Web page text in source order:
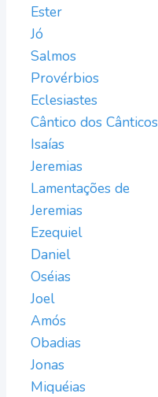
Ester
Jó
Salmos
Provérbios
Eclesiastes
Cântico dos Cânticos
Isaías
Jeremias
Lamentações de
Jeremias
Ezequiel
Daniel
Oséias
Joel
Amós
Obadias
Jonas
Miquéias